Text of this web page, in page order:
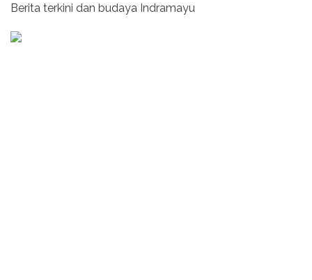
Berita terkini dan budaya Indramayu